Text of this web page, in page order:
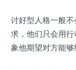
讨好型人格一般
求，他们只会用
象他期望对方能够